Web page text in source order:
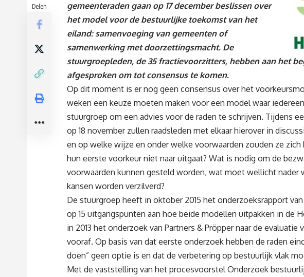
Delen
gemeenteraden gaan op 17 december beslissen over
het model voor de bestuurlijke toekomst van het
eiland: samenvoeging van gemeenten of
samenwerking met doorzettingsmacht. De
stuurgroepleden, de 35 fractievoorzitters, hebben aan het
afgesproken om tot consensus te komen.
Op dit moment is er nog geen consensus over het
weken een keuze moeten maken voor een model waar
stuurgroep om een advies voor de raden te schrijven. Tijdens
op 18 november zullen raadsleden met elkaar hierover in
en op welke wijze en onder welke voorwaarden zouden ze
hun eerste voorkeur niet naar uitgaat? Wat is nodig om de
voorwaarden kunnen gesteld worden, wat moet wellicht nader
kansen worden verzilverd?
De stuurgroep heeft in oktober 2015 het onderzoeksrapport
op 15 uitgangspunten aan hoe beide modellen uitpakken in de
in 2013 het onderzoek van Partners & Pröpper naar de evaluatie
vooraf. Op basis van dat eerste onderzoek hebben de raden
doen” geen optie is en dat de verbetering op bestuurlijk vlak
Met de vaststelling van het procesvoorstel Onderzoek